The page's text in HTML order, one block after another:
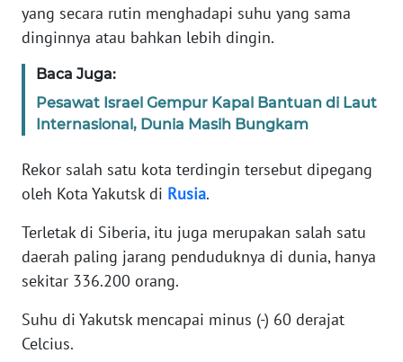
yang secara rutin menghadapi suhu yang sama
dinginnya atau bahkan lebih dingin.
Baca Juga:
Pesawat Israel Gempur Kapal Bantuan di Laut
Internasional, Dunia Masih Bungkam
Rekor salah satu kota terdingin tersebut dipegang
oleh Kota Yakutsk di Rusia.
Terletak di Siberia, itu juga merupakan salah satu
daerah paling jarang penduduknya di dunia, hanya
sekitar 336.200 orang.
Suhu di Yakutsk mencapai minus (-) 60 derajat
Celcius.
DISCLAIMER
News
WN
SUMUT
JAKARTA